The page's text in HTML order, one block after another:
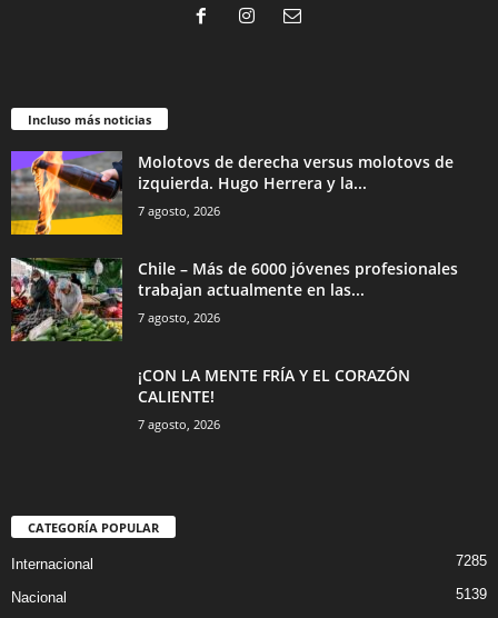
Incluso más noticias
Molotovs de derecha versus molotovs de
izquierda. Hugo Herrera y la...
7 agosto, 2026
Chile – Más de 6000 jóvenes profesionales
trabajan actualmente en las...
7 agosto, 2026
¡CON LA MENTE FRÍA Y EL CORAZÓN
CALIENTE!
7 agosto, 2026
CATEGORÍA POPULAR
Internacional 7285
Nacional 5139